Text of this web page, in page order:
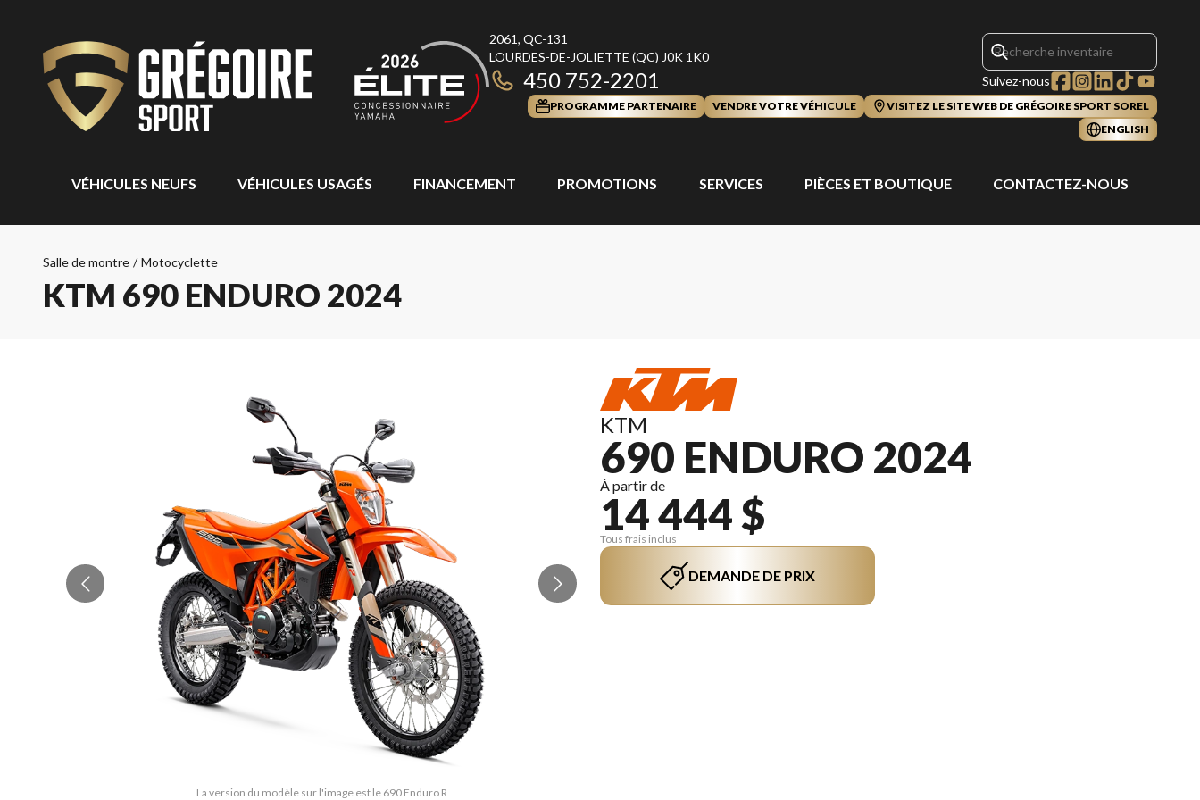
2061, QC-131
LOURDES-DE-JOLIETTE (QC) J0K 1K0
450 752-2201 Suivez-nous
PROGRAMME PARTENAIRE VENDRE VOTRE VÉHICULE
VISITEZ LE SITE WEB DE GRÉGOIRE SPORT SOREL
ENGLISH
VÉHICULES NEUFS VÉHICULES USAGÉS FINANCEMENT PROMOTIONS SERVICES PIÈCES ET BOUTIQUE CONTACTEZ-NOUS
Salle de montre / Motocyclette
KTM 690 ENDURO 2024
La version du modèle sur l'image est le 690 Enduro R
KTM
690 ENDURO 2024
À partir de
14 444 $
Tous frais inclus
DEMANDE DE PRIX